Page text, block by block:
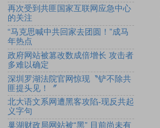
再次受到共匪国家互联网应急中心
的关注
“马克思喊中共回家去团圆！”成马
年热点
政府网站被篡改数成倍增长 攻击者
多难以确定
深圳罗湖法院官网惊现〝铲不除共
匪提头见！〞
北大语文系网遭黑客攻陷-现反共起
义字句
巢湖财政局网站被“黑” 目前尚未有